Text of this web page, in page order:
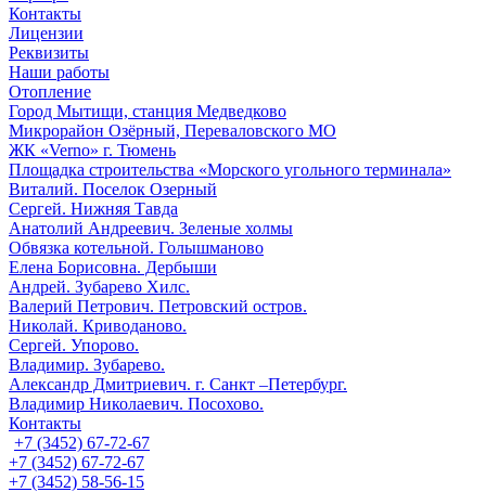
Контакты
Лицензии
Реквизиты
Наши работы
Отопление
Город Мытищи, станция Медведково
Микрорайон Озёрный, Переваловского МО
ЖК «Verno» г. Тюмень
Площадка строительства «Морского угольного терминала»
Виталий. Поселок Озерный
Сергей. Нижняя Тавда
Анатолий Андреевич. Зеленые холмы
Обвязка котельной. Голышманово
Елена Борисовна. Дербыши
Андрей. Зубарево Хилс.
Валерий Петрович. Петровский остров.
Николай. Криводаново.
Сергей. Упорово.
Владимир. Зубарево.
Александр Дмитриевич. г. Санкт –Петербург.
Владимир Николаевич. Посохово.
Контакты
+7 (3452) 67-72-67
+7 (3452) 67-72-67
+7 (3452) 58-56-15